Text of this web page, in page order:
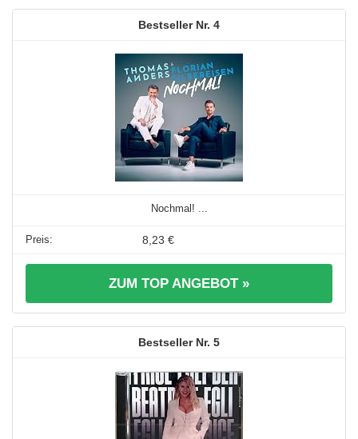
4
Nochmal! ...
8,23 €
ZUM TOP ANGEBOT »
5